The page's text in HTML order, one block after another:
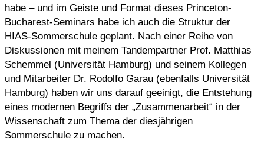
habe – und im Geiste und Format dieses Princeton-
Bucharest-Seminars habe ich auch die Struktur der
HIAS-Sommerschule geplant. Nach einer Reihe von
Diskussionen mit meinem Tandempartner Prof. Matthias
Schemmel (Universität Hamburg) und seinem Kollegen
und Mitarbeiter Dr. Rodolfo Garau (ebenfalls Universität
Hamburg) haben wir uns darauf geeinigt, die Entstehung
eines modernen Begriffs der „Zusammenarbeit“ in der
Wissenschaft zum Thema der diesjährigen
Sommerschule zu machen.